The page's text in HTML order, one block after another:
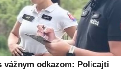
vážnym odkazom: Policajti